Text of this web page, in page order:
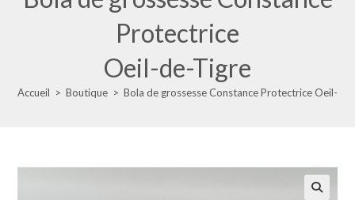
Protectrice
Oeil-de-Tigre
Accueil > Boutique > Bola de grossesse Constance Protectrice Oeil-